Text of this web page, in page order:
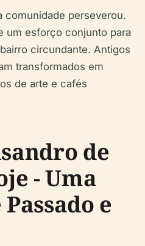
comunidade perseverou.
um esforço conjunto para
circundante. Antigos
transformados em
de arte e cafés
de
- Uma
e